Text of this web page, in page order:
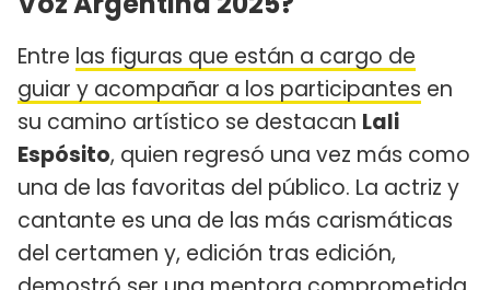
Entre las figuras que están a cargo de
guiar y acompañar a los participantes en
su camino artístico se destacan Lali
Espósito, quien regresó una vez más como
una de las favoritas del público. La actriz y
cantante es una de las más carismáticas
del certamen y, edición tras edición,